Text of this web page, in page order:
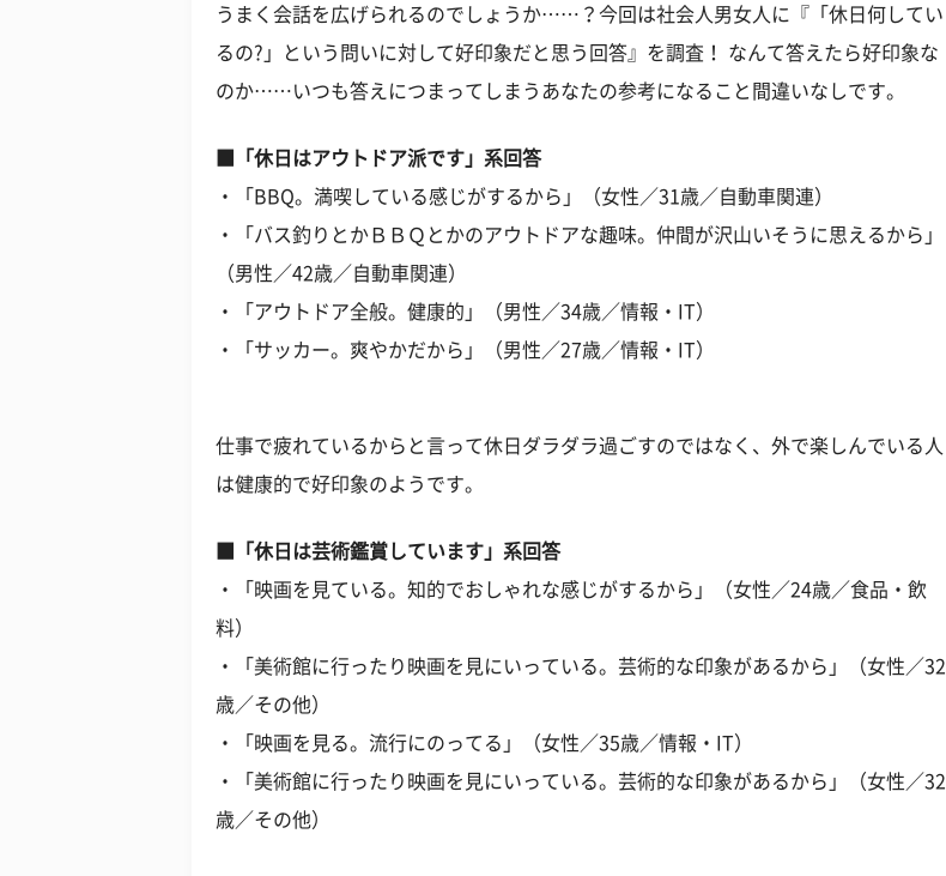
うまく会話を広げられるのでしょうか……？今回は社会人男女人に『「休日何してい
るの?」という問いに対して好印象だと思う回答』を調査！ なんて答えたら好印象な
のか……いつも答えにつまってしまうあなたの参考になること間違いなしです。
■「休日はアウトドア派です」系回答
・「BBQ。満喫している感じがするから」（女性／31歳／自動車関連）
・「バス釣りとかＢＢＱとかのアウトドアな趣味。仲間が沢山いそうに思えるから」
（男性／42歳／自動車関連）
・「アウトドア全般。健康的」（男性／34歳／情報・IT）
・「サッカー。爽やかだから」（男性／27歳／情報・IT）
仕事で疲れているからと言って休日ダラダラ過ごすのではなく、外で楽しんでいる人
は健康的で好印象のようです。
■「休日は芸術鑑賞しています」系回答
・「映画を見ている。知的でおしゃれな感じがするから」（女性／24歳／食品・飲
料）
・「美術館に行ったり映画を見にいっている。芸術的な印象があるから」（女性／32
歳／その他）
・「映画を見る。流行にのってる」（女性／35歳／情報・IT）
・「美術館に行ったり映画を見にいっている。芸術的な印象があるから」（女性／32
歳／その他）